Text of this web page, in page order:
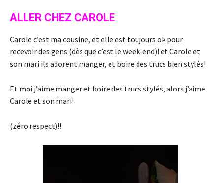
ALLER CHEZ CAROLE
Carole c’est ma cousine, et elle est toujours ok pour
recevoir des gens (dès que c’est le week-end)! et Carole et
son mari ils adorent manger, et boire des trucs bien stylés!
Et moi j’aime manger et boire des trucs stylés, alors j’aime
Carole et son mari!
(zéro respect)!!